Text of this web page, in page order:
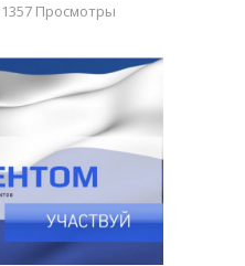
1357 Просмотры